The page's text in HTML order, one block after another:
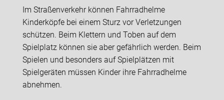
Im Straßenverkehr können Fahrradhelme
Kinderköpfe bei einem Sturz vor Verletzungen
schützen. Beim Klettern und Toben auf dem
Spielplatz können sie aber gefährlich werden. Beim
Spielen und besonders auf Spielplätzen mit
Spielgeräten müssen Kinder ihre Fahrradhelme
abnehmen.